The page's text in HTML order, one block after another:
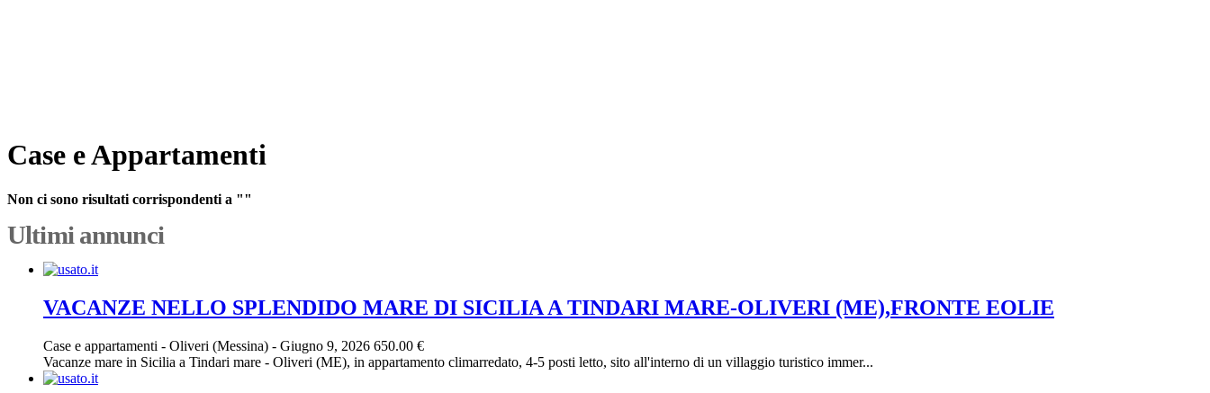
Case e Appartamenti
Non ci sono risultati corrispondenti a ""
Ultimi annunci
VACANZE NELLO SPLENDIDO MARE DI SICILIA A TINDARI MARE-OLIVERI (ME),FRONTE EOLIE
Case e appartamenti - Oliveri (Messina) - Giugno 9, 2026 650.00 €
Vacanze mare in Sicilia a Tindari mare - Oliveri (ME), in appartamento climarredato, 4-5 posti letto, sito all'interno di un villaggio turistico immer...